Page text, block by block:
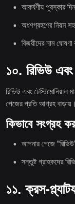
আকর্ষণীয় পুরস্কার
অংশগ্রহণের নিয়ম
বিজয়ীদের নাম
১০. রিভিউ এবং
রিভিউ এবং টেস্টিমোনিয়াল
পেজের প্রতি আগ্রহ বাড়ায়।
কিভাবে সংগ্রহ
আপনার পেজে
সন্তুষ্ট গ্রাহকদের
১১. ক্রস-